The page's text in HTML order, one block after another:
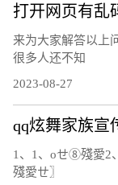
打开网页有乱
来为大家解答以上
很多人还不知
2023-08-27
qq炫舞家族宣
1、1、οせ⑧殘愛2
殘愛ㄝ〗